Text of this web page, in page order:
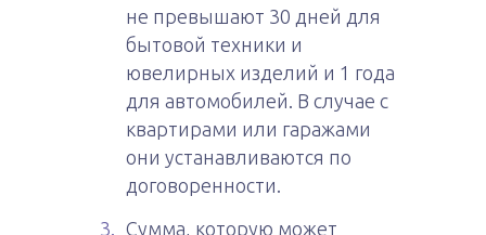
не превышают 30 дней для
бытовой техники и
ювелирных изделий и 1 года
для автомобилей. В случае с
квартирами или гаражами
они устанавливаются по
договоренности.
Сумма, которую может